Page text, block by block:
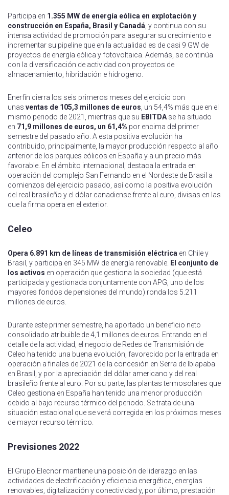
Participa en 1.355 MW de energía eólica en explotación y
construcción en España, Brasil y Canadá , y continua con su
intensa actividad de promoción para asegurar su crecimiento e
incrementar su pipeline que en la actualidad es de casi 9 GW de
proyectos de energía eólica y fotovoltaica. Además, se continúa
con la diversificación de actividad con proyectos de
almacenamiento, hibridación e hidrogeno.
Enerfín cierra los seis primeros meses del ejercicio con
unas ventas de 105,3 millones de euros , un 54,4% más que en el
mismo periodo de 2021, mientras que su EBITDA se ha situado
en 71,9 millones de euros, un 61,4% por encima del primer
semestre del pasado año. A esta positiva evolución ha
contribuido, principalmente, la mayor producción respecto al año
anterior de los parques eólicos en España y a un precio más
favorable. En el ámbito internacional, destaca la entrada en
operación del complejo San Fernando en el Nordeste de Brasil a
comienzos del ejercicio pasado, así como la positiva evolución
del real brasileño y el dólar canadiense frente al euro, divisas en las
que la firma opera en el exterior.
Celeo
Opera 6.891 km de líneas de transmisión eléctrica en Chile y
Brasil, y participa en 345 MW de energía renovable. El conjunto de
los activos en operación que gestiona la sociedad (que está
participada y gestionada conjuntamente con APG, uno de los
mayores fondos de pensiones del mundo) ronda los 5.211
millones de euros.
Durante este primer semestre, ha aportado un beneficio neto
consolidado atribuible de 4,1 millones de euros. Entrando en el
detalle de la actividad, el negocio de Redes de Transmisión de
Celeo ha tenido una buena evolución, favorecido por la entrada en
operación a finales de 2021 de la concesión en Serra de Ibiapaba
en Brasil, y por la apreciación del dólar americano y del real
brasileño frente al euro. Por su parte, las plantas termosolares que
Celeo gestiona en España han tenido una menor producción
debido al bajo recurso térmico del periodo. Se trata de una
situación estacional que se verá corregida en los próximos meses
de mayor recurso térmico.
Previsiones 2022
El Grupo Elecnor mantiene una posición de liderazgo en las
actividades de electrificación y eficiencia energética, energías
renovables, digitalización y conectividad y, por último, prestación